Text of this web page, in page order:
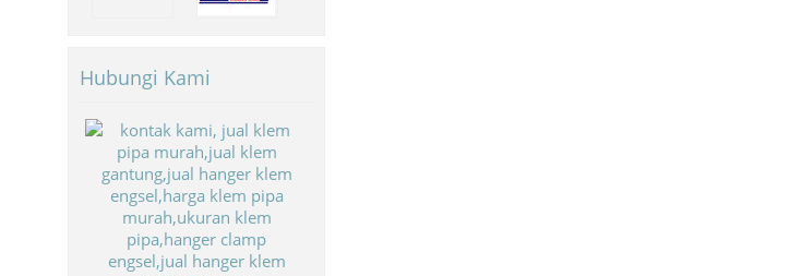
Hubungi Kami